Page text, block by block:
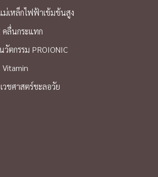
ม่เหล็กไฟฟ้าเข้มข้นสูง
คลื่นกระแทก
วัตกรรม PROIONIC
Vitamin
วชศาสตร์ชะลอวัย